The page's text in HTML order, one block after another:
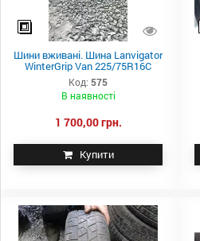
Шини вживані. Шина Lanvigator
WinterGrip Van 225/75R16C
Код: 575
В наявності
1 700,00 грн.
Купити